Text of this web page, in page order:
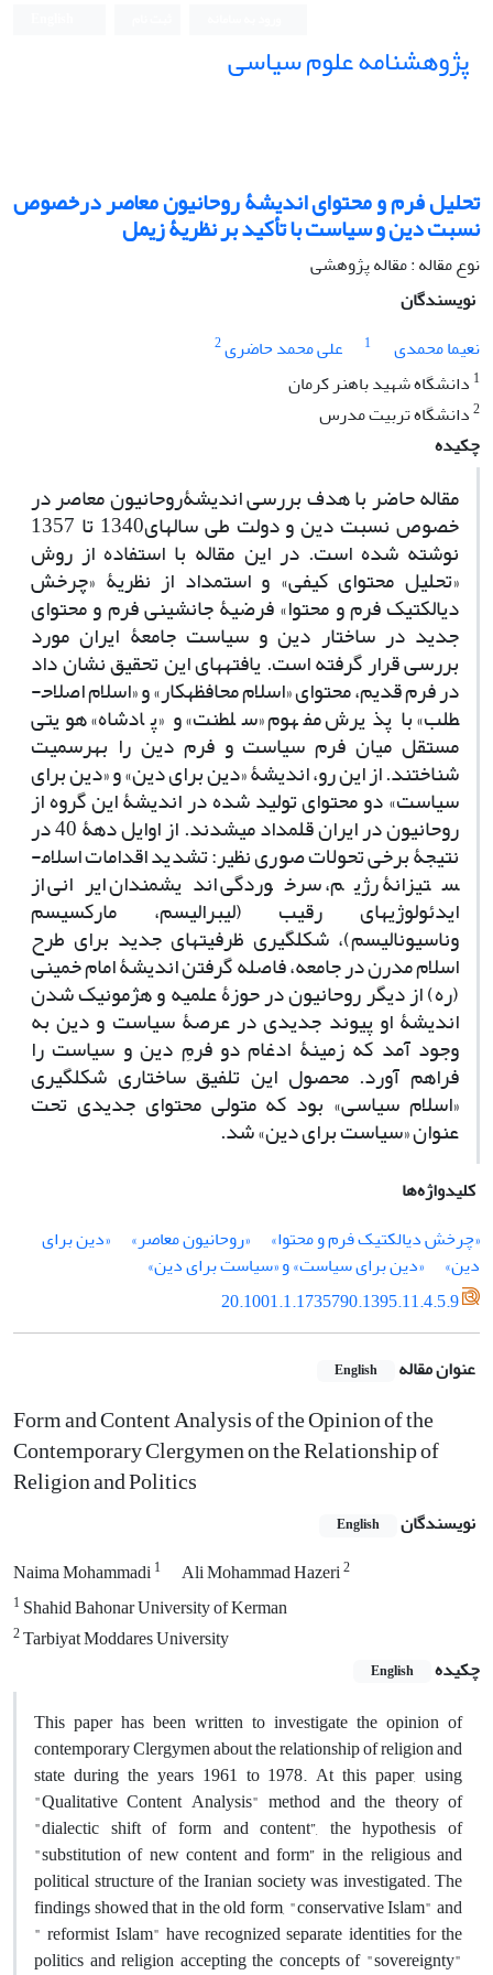
پژوهشنامه علوم سیاسی
تحلیل فرم و محتوای اندیشۀ روحانیون معاصر درخصوص
نسبت دین و سیاست با تأکید بر نظریۀ زیمل
نوع مقاله : مقاله پژوهشی
نویسندگان
نعیما محمدی
1 علی محمد حاضری2
1 دانشگاه شهید باهنر کرمان
2دانشگاه تربیت مدرس
چکیده
مقاله حاضر با هدف بررسی اندیشۀروحانیون معاصر در
خصوص نسبت دین و دولت طی سال­های1340 تا 1357
نوشته شده است. در این مقاله با استفاده از روش
«تحلیل محتوای کیفی» و استمداد از نظریۀ «چرخش
دیالکتیک فرم و محتوا» فرضیۀ جانشینی فرم و محتوای
جدید در ساختار دین و سیاست جامعۀ ایران مورد
بررسی قرار گرفته است. یافته­های این تحقیق نشان داد
در فرم قدیم، محتوای «اسلام محافظه­کار» و «اسلام اصلاح­
طلب» با پذیرش مفهوم «سلطنت» و «پادشاه» هویتی
مستقل میان فرم سیاست و فرم دین را به­رسمیت
شناختند. از این رو، اندیشۀ «دین برای دین» و «دین برای
سیاست» دو محتوای تولید شده در اندیشۀ این گروه از
روحانیون در ایران قلمداد می­شدند. از اوایل دهۀ 40 در
نتیجۀ برخی تحولات صوری نظیر: تشدید اقدامات اسلام­
ستیزانۀ رژیم، سرخوردگی اندیشمندان ایرانی از
ایدئولوژی­های رقیب (لیبرالیسم، مارکسیسم
وناسیونالیسم)، شکل­گیری ظرفیت­های جدید برای طرح
اسلام مدرن در جامعه، فاصله گرفتن اندیشۀ امام خمینی
(ره) از دیگر روحانیون در حوزۀ علمیه و هژمونیک شدن
اندیشۀ او پیوند جدیدی در عرصۀ سیاست و دین به
وجود آمد که زمینۀ ادغام دو فرمِ دین و سیاست را
فراهم آورد. محصول این تلفیق ساختاری شکل­گیری
«اسلام سیاسی» بود که متولی محتوای جدیدی تحت
عنوان «سیاست برای دین» شد.
کلیدواژه‌ها
«چرخش دیالکتیک فرم و محتوا»
«روحانیون معاصر»
«دین برای
دین»
«دین برای سیاست» و «سیاست برای دین»
20.1001.1.1735790.1395.11.4.5.9
عنوان مقاله English
Form and Content Analysis of the Opinion of the
Contemporary Clergymen on the Relationship of
Religion and Politics
نویسندگان English
Naima Mohammadi1 Ali Mohammad Hazeri2
1 Shahid Bahonar University of Kerman
2Tarbiyat Moddares University
چکیده
English
This paper has been written to investigate the opinion of
contemporary Clergymen about the relationship of religion and
state during the years 1961 to 1978. At this paper, using
"Qualitative Content Analysis" method and the theory of
"dialectic shift of form and content”, the hypothesis of
"substitution of new content and form” in the religious and
political structure of the Iranian society was investigated. The
findings showed that in the old form, "conservative Islam" and
" reformist Islam" have recognized separate identities for the
politics and religion accepting the concepts of "sovereignty"